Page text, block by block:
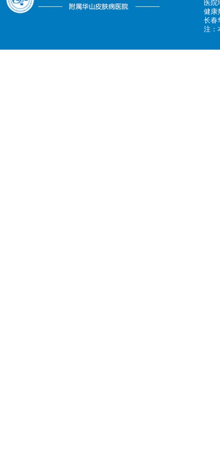
医
健康
长春
注：